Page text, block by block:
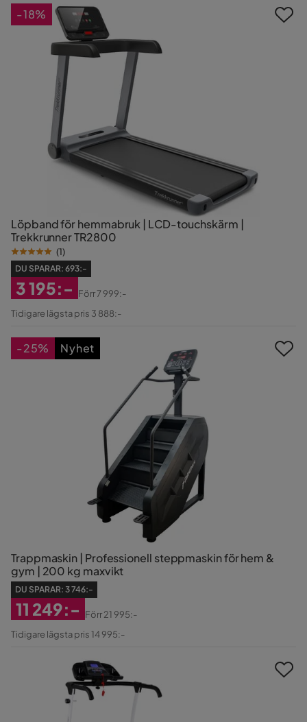
Löpband för hemmabruk | LCD-touchskärm |
Trekkrunner TR2800
(1)
DU SPARAR: 693:-
Rabatterat
3 195:-
Original
Förr7 999:-
Tidigare lägsta pris 3 888:-
-18%
Trappmaskin | Professionell steppmaskin för hem &
gym | 200 kg maxvikt
DU SPARAR: 3 746:-
Rabatterat
11 249:-
Original
Förr21 995:-
Tidigare lägsta pris 14 995:-
-25% Nyhet